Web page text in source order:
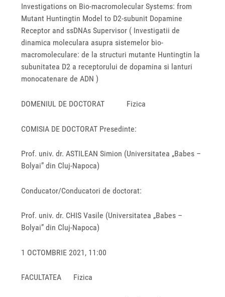
Investigations on Bio-macromolecular Systems: from
Mutant Huntingtin Model to D2-subunit Dopamine
Receptor and ssDNAs Supervisor ( Investigatii de
dinamica moleculara asupra sistemelor bio-
macromoleculare: de la structuri mutante Huntingtin la
subunitatea D2 a receptorului de dopamina si lanturi
monocatenare de ADN )
DOMENIUL DE DOCTORAT Fizica
COMISIA DE DOCTORAT Presedinte:
Prof. univ. dr. ASTILEAN Simion (Universitatea „Babes –
Bolyai” din Cluj-Napoca)
Conducator/Conducatori de doctorat:
Prof. univ. dr. CHIS Vasile (Universitatea „Babes –
Bolyai” din Cluj-Napoca)
1 OCTOMBRIE 2021, 11:00
FACULTATEA Fizica